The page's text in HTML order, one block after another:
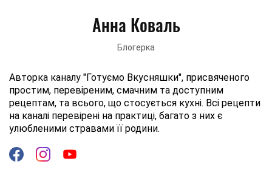
Анна Коваль
Блогерка
Авторка каналу "Готуємо Вкусняшки", присвяченого
простим, перевіреним, смачним та доступним
рецептам, та всього, що стосується кухні. Всі рецепти
на каналі перевірені на практиці, багато з них є
улюбленими стравами її родини.